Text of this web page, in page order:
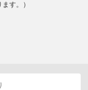
す︎。）